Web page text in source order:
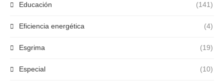
Educación (141)
Eficiencia energética (4)
Esgrima (19)
Especial (10)